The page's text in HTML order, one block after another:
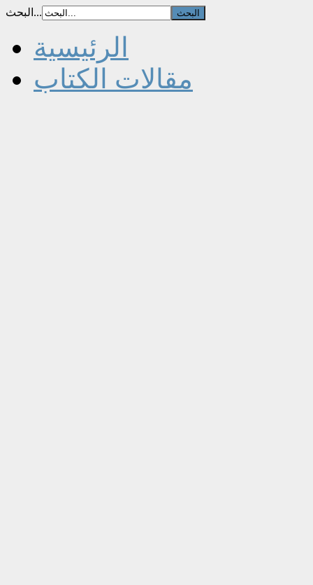
البحث...
الرئيسية
مقالات الكتاب